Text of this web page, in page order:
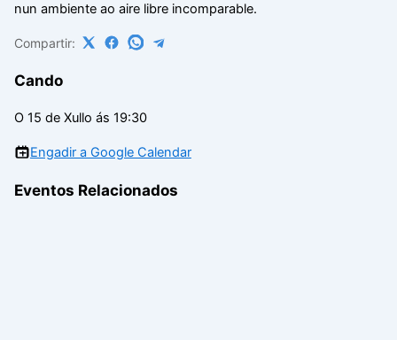
nun ambiente ao aire libre incomparable.
Compartir:
Cando
O 15 de Xullo ás 19:30
Engadir a Google Calendar
Eventos Relacionados